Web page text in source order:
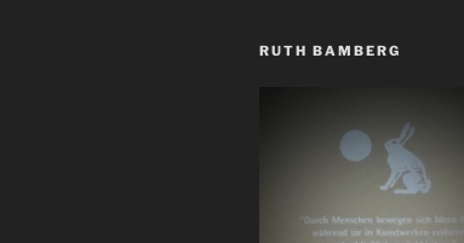
RUTH BAMBERG